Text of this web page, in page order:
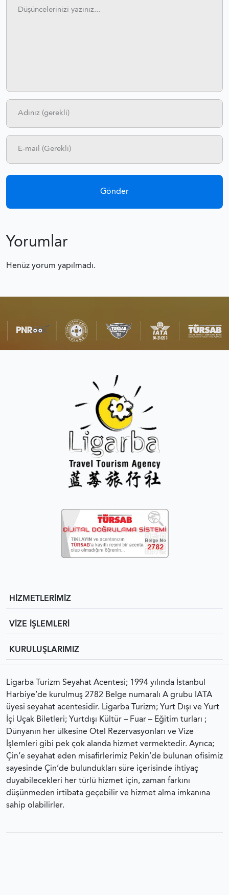
Yorumlar
Henüz yorum yapılmadı.
HİZMETLERİMİZ
VİZE İŞLEMLERİ
KURULUŞLARIMIZ
Ligarba Turizm Seyahat Acentesi; 1994 yılında İstanbul
Harbiye’de kurulmuş 2782 Belge numaralı A grubu IATA
üyesi seyahat acentesidir. Ligarba Turizm; Yurt Dışı ve Yurt
İçi Uçak Biletleri; Yurtdışı Kültür – Fuar – Eğitim turları ;
Dünyanın her ülkesine Otel Rezervasyonları ve Vize
İşlemleri gibi pek çok alanda hizmet vermektedir. Ayrıca;
Çin’e seyahat eden misafirlerimiz Pekin’de bulunan ofisimiz
sayesinde Çin’de bulundukları süre içerisinde ihtiyaç
duyabilecekleri her türlü hizmet için, zaman farkını
düşünmeden irtibata geçebilir ve hizmet alma imkanına
sahip olabilirler.